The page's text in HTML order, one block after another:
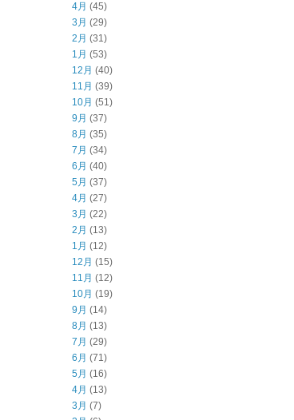
4月 (45)
3月 (29)
2月 (31)
1月 (53)
12月 (40)
11月 (39)
10月 (51)
9月 (37)
8月 (35)
7月 (34)
6月 (40)
5月 (37)
4月 (27)
3月 (22)
2月 (13)
1月 (12)
12月 (15)
11月 (12)
10月 (19)
9月 (14)
8月 (13)
7月 (29)
6月 (71)
5月 (16)
4月 (13)
3月 (7)